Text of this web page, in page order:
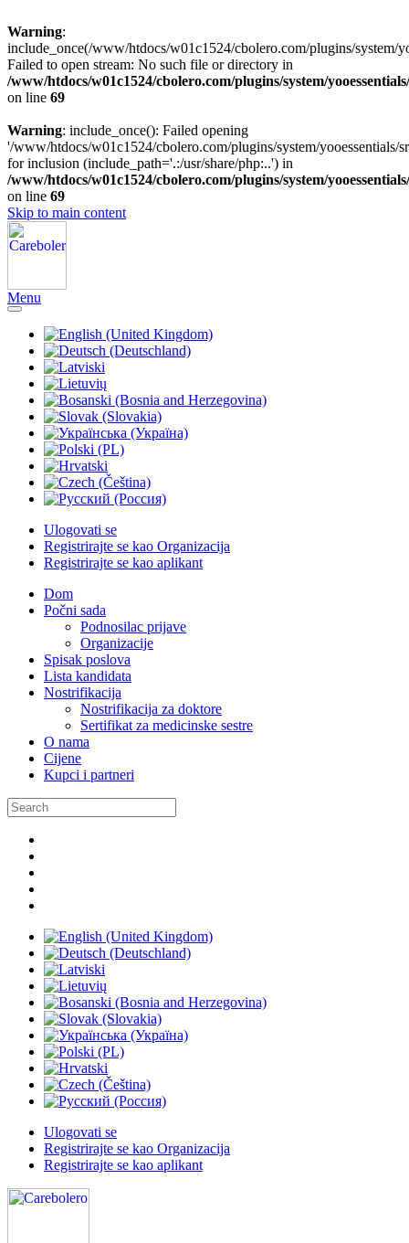
Warning:
include_once(/www/htdocs/w01c1524/cbolero.com/plugins/system/
Failed to open stream: No such file or directory in
/www/htdocs/w01c1524/cbolero.com/plugins/system/
on line 69
Warning: include_once(): Failed opening
'/www/htdocs/w01c1524/cbolero.com/plugins/system/yooessentials/
for inclusion (include_path='.:/usr/share/php:..') in
/www/htdocs/w01c1524/cbolero.com/plugins/system/
on line 69
Skip to main content
Menu
Ulogovati se
Registrirajte se kao Organizacija
Registrirajte se kao aplikant
Dom
Počni sada
Podnosilac prijave
Organizacije
Spisak poslova
Lista kandidata
Nostrifikacija
Nostrifikacija za doktore
Sertifikat za medicinske sestre
O nama
Cijene
Kupci i partneri
Ulogovati se
Registrirajte se kao Organizacija
Registrirajte se kao aplikant